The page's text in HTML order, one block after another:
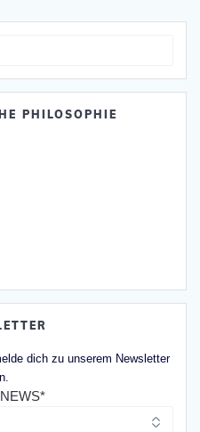
PHILOSOPHIE
dich zu unserem Newsletter